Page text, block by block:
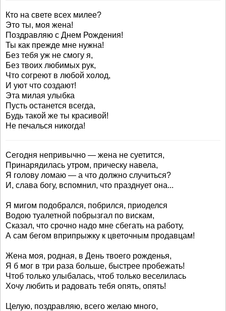
Кто на свете всех милее?
Это ты, моя жена!
Поздравляю с Днем Рождения!
Ты как прежде мне нужна!
Без тебя уж не смогу я,
Без твоих любимых рук,
Что согреют в любой холод,
И уют что создают!
Эта милая улыбка
Пусть останется всегда,
Будь такой же ты красивой!
Не печалься никогда!
Сегодня непривычно — жена не суетится,
Принарядилась утром, прическу навела,
Я голову ломаю — а что должно случиться?
И, слава богу, вспомнил, что празднует она...
Я мигом подобрался, побрился, приоделся
Водою туалетной побрызгал по вискам,
Сказал, что срочно надо мне сбегать на работу,
А сам бегом вприпрыжку к цветочным продавцам!
Жена моя, родная, в День твоего рожденья,
Я б мог в три раза больше, быстрее пробежать!
Чтоб только улыбалась, чтоб только веселилась
Хочу любить и радовать тебя опять, опять!
Целую, поздравляю, всего желаю много,